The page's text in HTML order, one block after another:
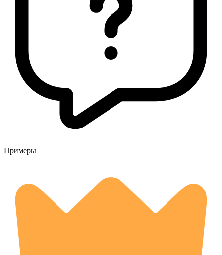
Примеры